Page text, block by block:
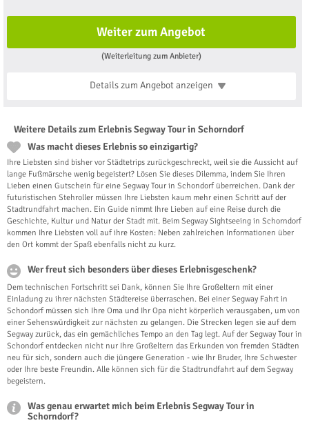
Weiter zum Angebot
(Weiterleitung zum Anbieter)
Details zum Angebotanzeigen
Weitere Details zum Erlebnis Segway Tour in Schorndorf
Was macht dieses Erlebnis so einzigartig?
Ihre Liebsten sind bisher vor Städtetrips zurückgeschreckt, weil sie die Aussicht auf
lange Fußmärsche wenig begeistert? Lösen Sie dieses Dilemma, indem Sie Ihren
Lieben einen Gutschein für eine Segway Tour in Schondorf überreichen. Dank der
futuristischen Stehroller müssen Ihre Liebsten kaum mehr einen Schritt auf der
Stadtrundfahrt machen. Ein Guide nimmt Ihre Lieben auf eine Reise durch die
Geschichte, Kultur und Natur der Stadt mit. Beim Segway Sightseeing in Schorndorf
kommen Ihre Liebsten voll auf ihre Kosten: Neben zahlreichen Informationen über
den Ort kommt der Spaß ebenfalls nicht zu kurz.
Wer freut sich besonders über dieses Erlebnisgeschenk?
Dem technischen Fortschritt sei Dank, können Sie Ihre Großeltern mit einer
Einladung zu ihrer nächsten Städtereise überraschen. Bei einer Segway Fahrt in
Schondorf müssen sich Ihre Oma und Ihr Opa nicht körperlich verausgaben, um von
einer Sehenswürdigkeit zur nächsten zu gelangen. Die Strecken legen sie auf dem
Segway zurück, das ein gemächliches Tempo an den Tag legt. Auf der Segway Tour in
Schondorf entdecken nicht nur Ihre Großeltern das Erkunden von fremden Städten
neu für sich, sondern auch die jüngere Generation - wie Ihr Bruder, Ihre Schwester
oder Ihre beste Freundin. Alle können sich für die Stadtrundfahrt auf dem Segway
begeistern.
Was genau erwartet mich beim Erlebnis Segway Tour in
Schorndorf?